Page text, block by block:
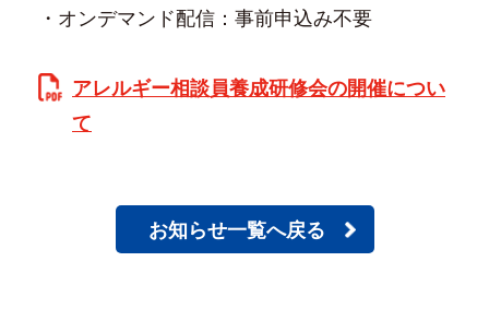
・オンデマンド配信：事前申込み不要
アレルギー相談員養成研修会の開催につい
て
お知らせ一覧へ戻る